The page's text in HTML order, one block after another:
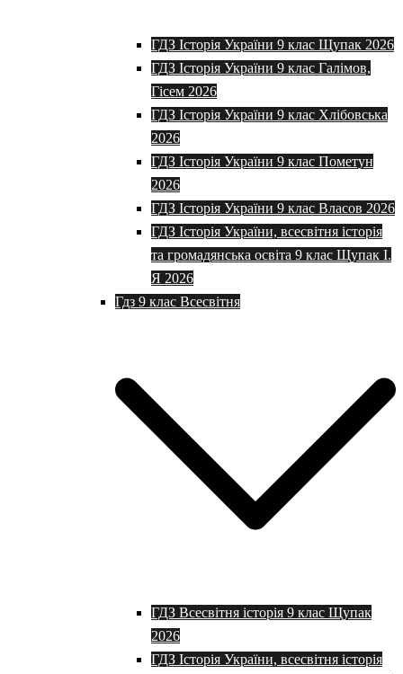
ГДЗ Історія України 9 клас Щупак 2026
ГДЗ Історія України 9 клас Галімов,
Гісем 2026
ГДЗ Історія України 9 клас Хлібовська
2026
ГДЗ Історія України 9 клас Пометун
2026
ГДЗ Історія України 9 клас Власов 2026
ГДЗ Історія України, всесвітня історія
та громадянська освіта 9 клас Щупак І.
Я 2026
Гдз 9 клас Всесвітня
ГДЗ Всесвітня історія 9 клас Щупак
2026
ГДЗ Історія України, всесвітня історія